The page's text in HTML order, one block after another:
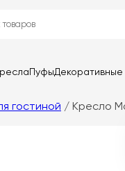
Пуфы
гостиной / Кресло